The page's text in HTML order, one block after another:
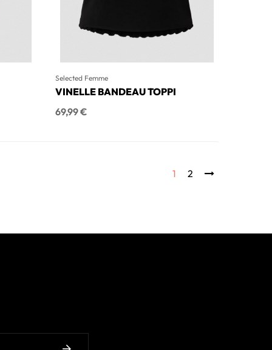
Selected Femme
VINELLE BANDEAU TOPPI
Hinta
69,99 €
1 2